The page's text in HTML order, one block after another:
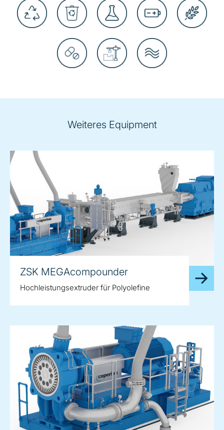
Weiteres Equipment
ZSK MEGAcompounder
Hochleistungsextruder für Polyolefine